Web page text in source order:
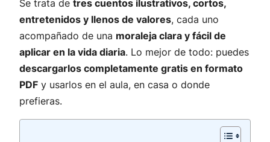
Se trata de tres cuentos ilustrativos, cortos,
entretenidos y llenos de valores, cada uno
acompañado de una moraleja clara y fácil de
aplicar en la vida diaria. Lo mejor de todo: puedes
descargarlos completamente gratis en formato
PDF y usarlos en el aula, en casa o donde
prefieras.